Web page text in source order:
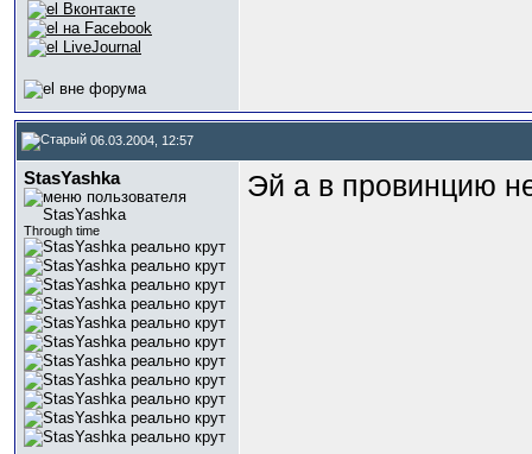
06.03.2004, 12:57
StasYashka
Through time
Эй а в провинцию